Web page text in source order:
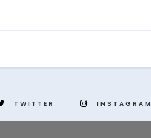
TWITTER INSTAGRAM